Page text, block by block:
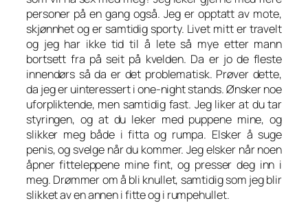
personer på en gang også. Jeg er opptatt av mote,
skjønnhet og er samtidig sporty. Livet mitt er travelt
og jeg har ikke tid til å lete så mye etter mann
bortsett fra på seit på kvelden. Da er jo de fleste
innendørs så da er det problematisk. Prøver dette,
da jeg er uinteressert i one-night stands. Ønsker noe
uforpliktende, men samtidig fast. Jeg liker at du tar
styringen, og at du leker med puppene mine, og
slikker meg både i fitta og rumpa. Elsker å suge
penis, og svelge når du kommer. Jeg elsker når noen
åpner fitteleppene mine fint, og presser deg inn i
meg. Drømmer om å bli knullet, samtidig som jeg blir
slikket av en annen i fitte og i rumpehullet.